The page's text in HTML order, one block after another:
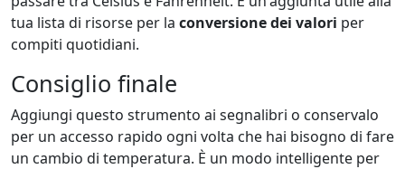
tua lista di risorse per la conversione dei valori per
compiti quotidiani.
Consiglio finale
Aggiungi questo strumento ai segnalibri o conservalo
per un accesso rapido ogni volta che hai bisogno di fare
un cambio di temperatura. È un modo intelligente per